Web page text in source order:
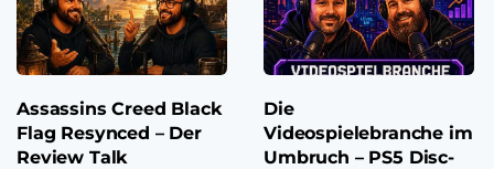
Assassins Creed Black
Flag Resynced – Der
Review Talk
Die
Videospielebranche im
Umbruch – PS5 Disc-